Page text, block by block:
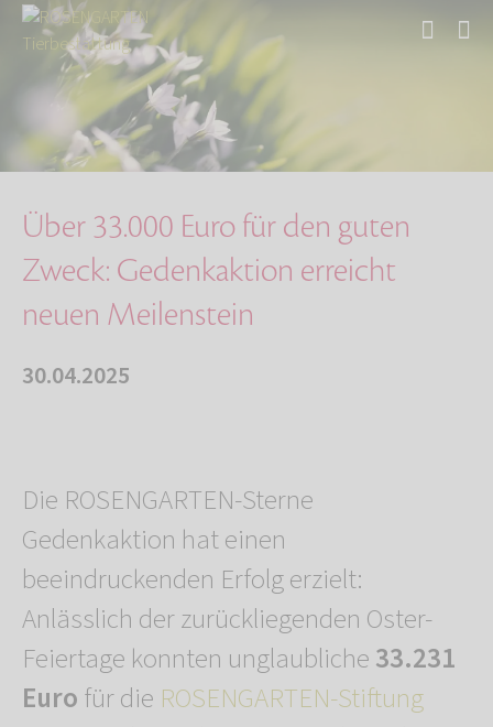
Über uns
Aktuelles
Über 33.000 Euro für den guten Zweck: Gedenka…
Über 33.000 Euro für den guten
Zweck: Gedenkaktion erreicht
neuen Meilenstein
30.04.2025
Die ROSENGARTEN-Sterne
Gedenkaktion hat einen
beeindruckenden Erfolg erzielt:
Anlässlich der zurückliegenden Oster-
Feiertage konnten unglaubliche33.231
Eurofür die ROSENGARTEN-Stiftung